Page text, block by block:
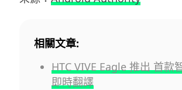
相關文章:
HTC VIVE Eagle 推出 首款
即時翻譯